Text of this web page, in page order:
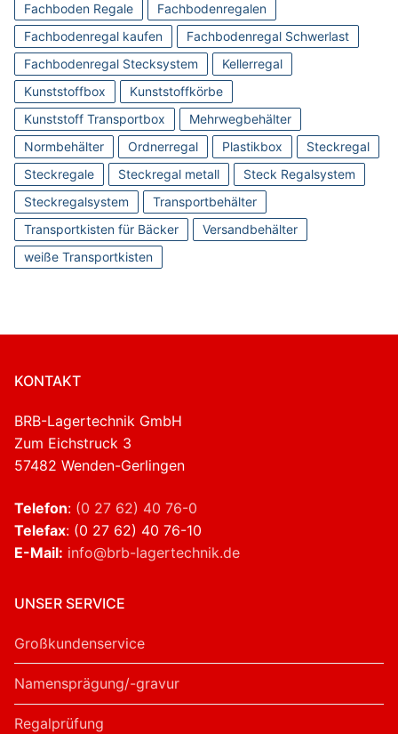
Fachboden Regale
Fachbodenregalen
Fachbodenregal kaufen
Fachbodenregal Schwerlast
Fachbodenregal Stecksystem
Kellerregal
Kunststoffbox
Kunststoffkörbe
Kunststoff Transportbox
Mehrwegbehälter
Normbehälter
Ordnerregal Plastikbox
Steckregal
Steckregale
Steckregal metall
Steck Regalsystem
Steckregalsystem
Transportbehälter
Transportkisten für Bäcker
Versandbehälter
weiße Transportkisten
KONTAKT
BRB-Lagertechnik GmbH
Zum Eichstruck 3
57482 Wenden-Gerlingen
Telefon: (0 27 62) 40 76-0
Telefax: (0 27 62) 40 76-10
E-Mail: info@brb-lagertechnik.de
UNSER SERVICE
Großkundenservice
Namensprägung/-gravur
Regalprüfung